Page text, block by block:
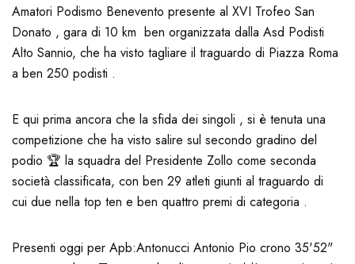
Amatori Podismo Benevento presente al XVI Trofeo San
Donato , gara di 10 km ben organizzata dalla Asd Podisti
Alto Sannio, che ha visto tagliare il traguardo di Piazza Roma
a ben 250 podisti .
E qui prima ancora che la sfida dei singoli , si è tenuta una
competizione che ha visto salire sul secondo gradino del
podio 🏆 la squadra del Presidente Zollo come seconda
società classificata, con ben 29 atleti giunti al traguardo di
cui due nella top ten e ben quattro premi di categoria .
Presenti oggi per Apb:Antonucci Antonio Pio crono 35'52"